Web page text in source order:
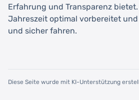
Erfahrung und Transparenz
Jahreszeit optimal vorbereitet
und sicher fahren.
Diese Seite wurde mit KI-Unterstützung